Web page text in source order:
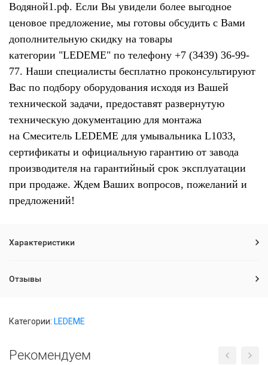
Водяной1.рф. Если Вы увидели более выгодное
ценовое предложение, мы готовы обсудить с Вами
дополнительную скидку на товары
категории "LEDEME" по телефону +7 (3439) 36-99-
77. Наши специалисты бесплатно проконсультируют
Вас по подбору оборудования исходя из Вашей
технической задачи, предоставят развернутую
техническую документацию для монтажа
на Смеситель LEDEME для умывальника L1033,
сертификаты и официальную гарантию от завода
производителя на гарантийный срок эксплуатации
при продаже. Ждем Ваших вопросов, пожеланий и
предложений!
Характеристики
Отзывы
Категории: LEDEME
Рекомендуем